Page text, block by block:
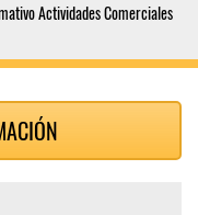
Actividades Comerciales